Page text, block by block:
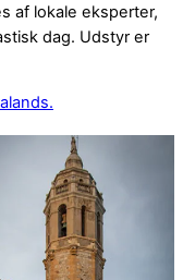
af lokale eksperter,
dag. Udstyr er